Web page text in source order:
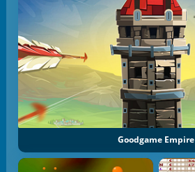
Goodgame Empire